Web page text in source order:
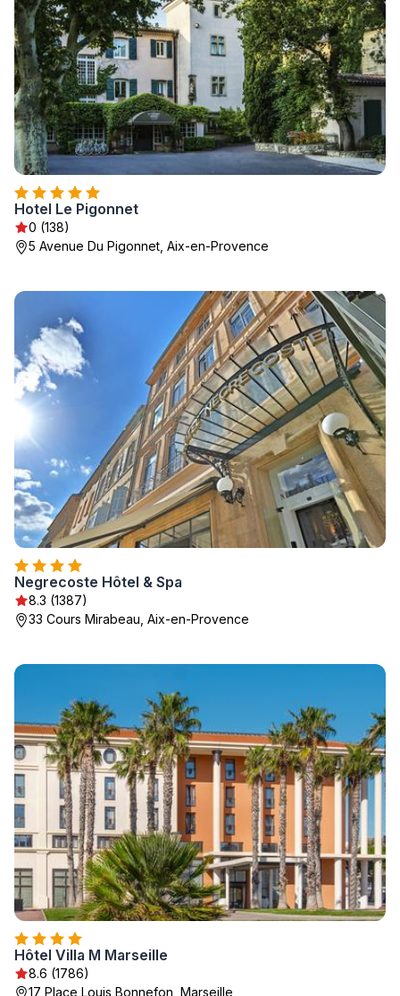
Hotel Le Pigonnet
0 (138)
5 Avenue Du Pigonnet, Aix-en-Provence
Negrecoste Hôtel & Spa
8.3 (1387)
33 Cours Mirabeau, Aix-en-Provence
Hôtel Villa M Marseille
8.6 (1786)
17 Place Louis Bonnefon, Marseille